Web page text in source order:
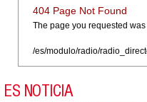
404 Page Not Found
The page you requested was
/es/modulo/radio/
ES NOTICIA